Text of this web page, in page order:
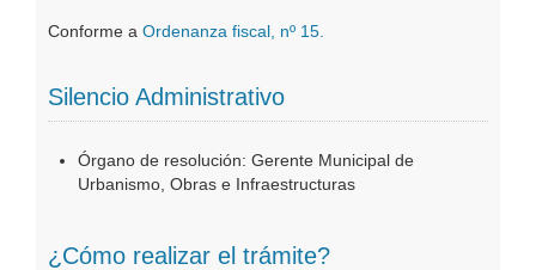
Conforme a Ordenanza fiscal, nº 15.
Silencio Administrativo
Órgano de resolución: Gerente Municipal de
Urbanismo, Obras e Infraestructuras
¿Cómo realizar el trámite?